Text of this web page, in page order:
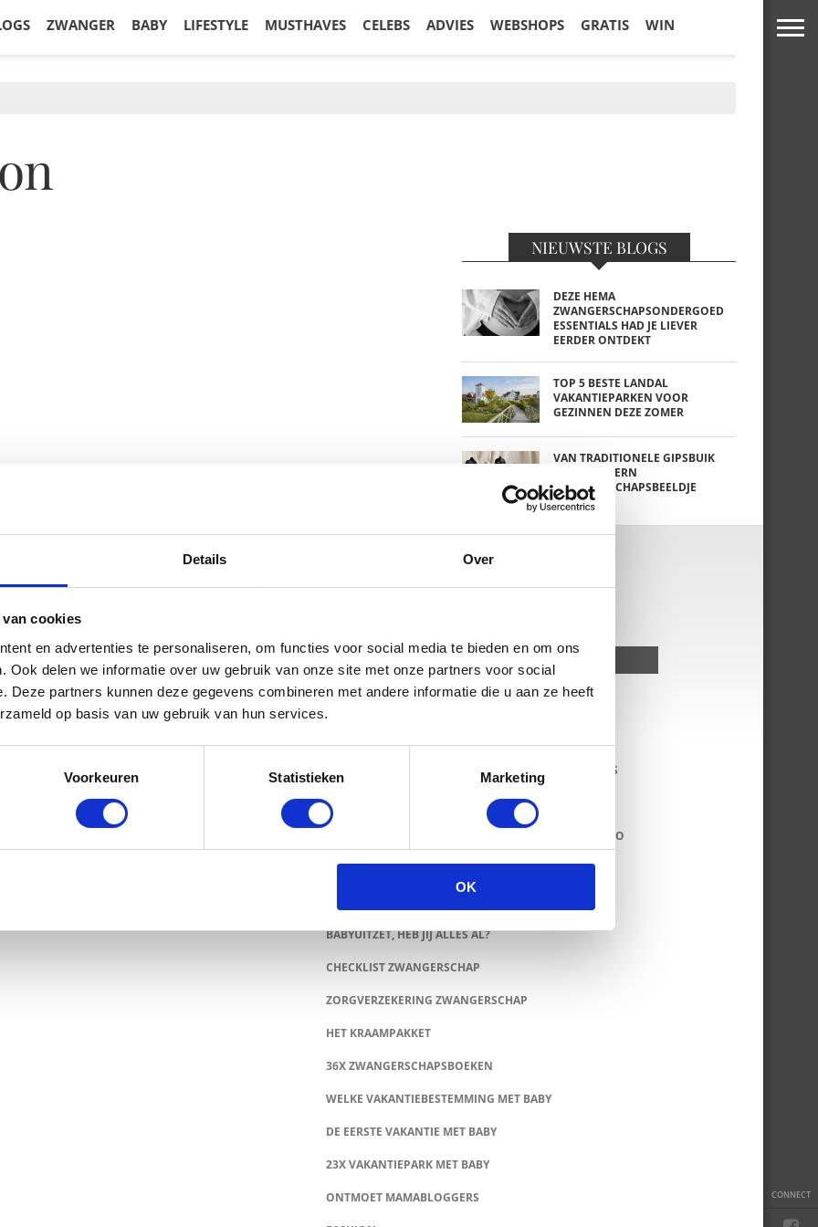
Details Over
cookies
en advertenties te personaliseren, om functies voor social media te bieden en om ons
Ook delen we informatie over uw gebruik van onze site met onze partners voor social
Deze partners kunnen deze gegevens combineren met andere informatie die u aan ze heeft
op basis van uw gebruik van hun services.
Voorkeuren Statistieken Marketing
OK
CONNECT
ZWANGER BABY LIFESTYLE MUSTHAVES CELEBS ADVIES WEBSHOPS GRATIS WIN
NIEUWSTE BLOGS
DEZE HEMA
ZWANGERSCHAPSONDERGOED
ESSENTIALS HAD JE LIEVER
EERDER ONTDEKT
TOP 5 BESTE LANDAL
VAKANTIEPARKEN VOOR
GEZINNEN DEZE ZOMER
VAN TRADITIONELE GIPSBUIK
NAAR MODERN
ZWANGERSCHAPSBEELDJE
BLOGS
HEMA ZWANGERSCHAPSONDERGOED ESSENTIALS HAD
EERDER ONTDEKT
BESTE LANDAL VAKANTIEPARKEN VOOR GEZINNEN
GIPSBUIK NAAR MODERN
BUITENSPEELGOED VEROVERT DEZE ZOMER
TUINEN
BIJ PRÉNATAL: SHOP NU TOT 50% KORTING
53X BABY MERKKLEDING SALE EN OUTLET WEBSHOPS
GRATIS BABYDOZEN EN ZWANGERSCHAPSBOXEN
40X BABY ROMPERS: LEUKE HIPPE ROMPERTJES & INFO
Z8 SALE & OUTLET TIPS
BABYUITZET, HEB JIJ ALLES AL?
CHECKLIST ZWANGERSCHAP
ZORGVERZEKERING ZWANGERSCHAP
HET KRAAMPAKKET
36X ZWANGERSCHAPSBOEKEN
WELKE VAKANTIEBESTEMMING MET BABY
DE EERSTE VAKANTIE MET BABY
23X VAKANTIEPARK MET BABY
ONTMOET MAMABLOGGERS